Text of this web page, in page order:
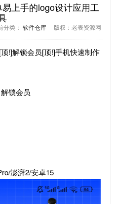
上手的logo设计应用工
类： 软件仓库 版权：老表资源网
!]解锁会员[顶!]手机快速制作
锁会员
澎湃2/安卓15